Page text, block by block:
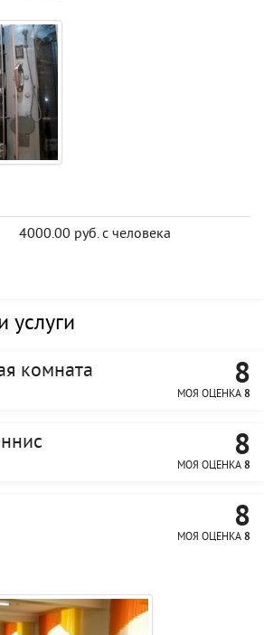
4000.00 руб. с человека
услуги
комната 8
МОЯ ОЦЕНКА 8
8
МОЯ ОЦЕНКА 8
8
МОЯ ОЦЕНКА 8